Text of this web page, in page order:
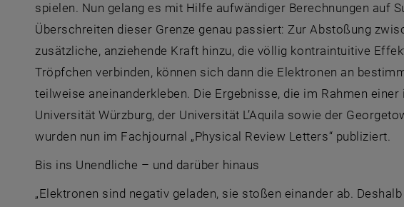
spielen. Nun gelang es mit Hilfe aufwändiger Berechnungen auf
Überschreiten dieser Grenze genau passiert: Zur Abstoßung
zusätzliche, anziehende Kraft hinzu, die völlig kontraintuitive
Tröpfchen verbinden, können sich dann die Elektronen an
teilweise aneinanderkleben. Die Ergebnisse, die im Rahmen
Universität Würzburg, der Universität L’Aquila sowie der
wurden nun im Fachjournal „Physical Review Letters“ publiziert.
Bis ins Unendliche – und darüber hinaus
„Elektronen sind negativ geladen, sie stoßen einander ab.